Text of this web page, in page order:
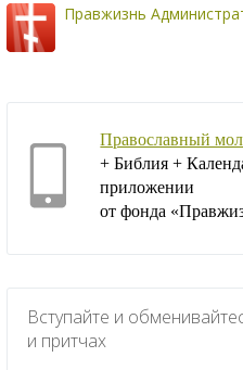
Правжизнь
Православный
+ Библия +
приложении
от фонда
Вступайте и
и притчах